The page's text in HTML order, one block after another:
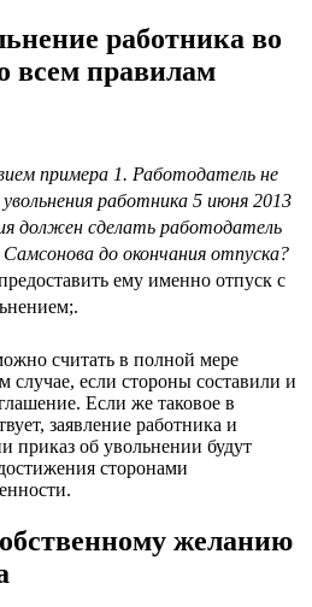
работника во
всем правилам
примера 1. Работодатель не
работника 5 июня 2013
должен сделать работодатель
до окончания отпуска?
ему именно отпуск с
считать в полной мере
случае, если стороны составили и
Если же таковое в
заявление работника и
приказ об увольнении будут
сторонами
желанию